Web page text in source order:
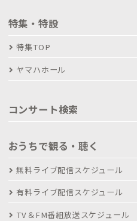
特集・特設
特集TOP
ヤマハホール
コンサート検索
おうちで観る・聴く
無料ライブ配信スケジュール
有料ライブ配信スケジュール
TV＆FM番組放送スケジュール